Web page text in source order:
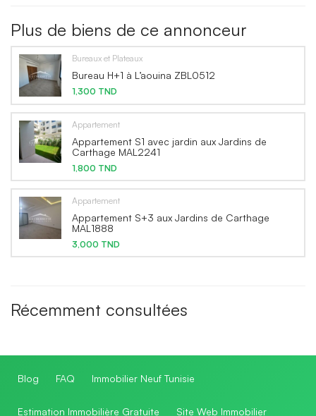
Plus de biens de ce annonceur
Bureaux et Plateaux
Bureau H+1 à L’aouina ZBL0512
1,300 TND
Appartement
Appartement S1 avec jardin aux Jardins de
Carthage MAL2241
1,800 TND
Appartement
Appartement S+3 aux Jardins de Carthage
MAL1888
3,000 TND
Récemment consultées
Blog FAQ Immobilier Neuf Tunisie
Estimation Immobilière Gratuite Site Web Immobilier